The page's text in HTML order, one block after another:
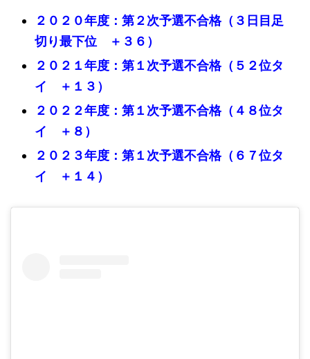
２０２０年度：第２次予選不合格（３日目足
切り最下位 ＋３６）
２０２１年度：第１次予選不合格（５２位タ
イ ＋１３）
２０２２年度：第１次予選不合格（４８位タ
イ ＋８）
２０２３年度：第１次予選不合格（６７位タ
イ ＋１４）